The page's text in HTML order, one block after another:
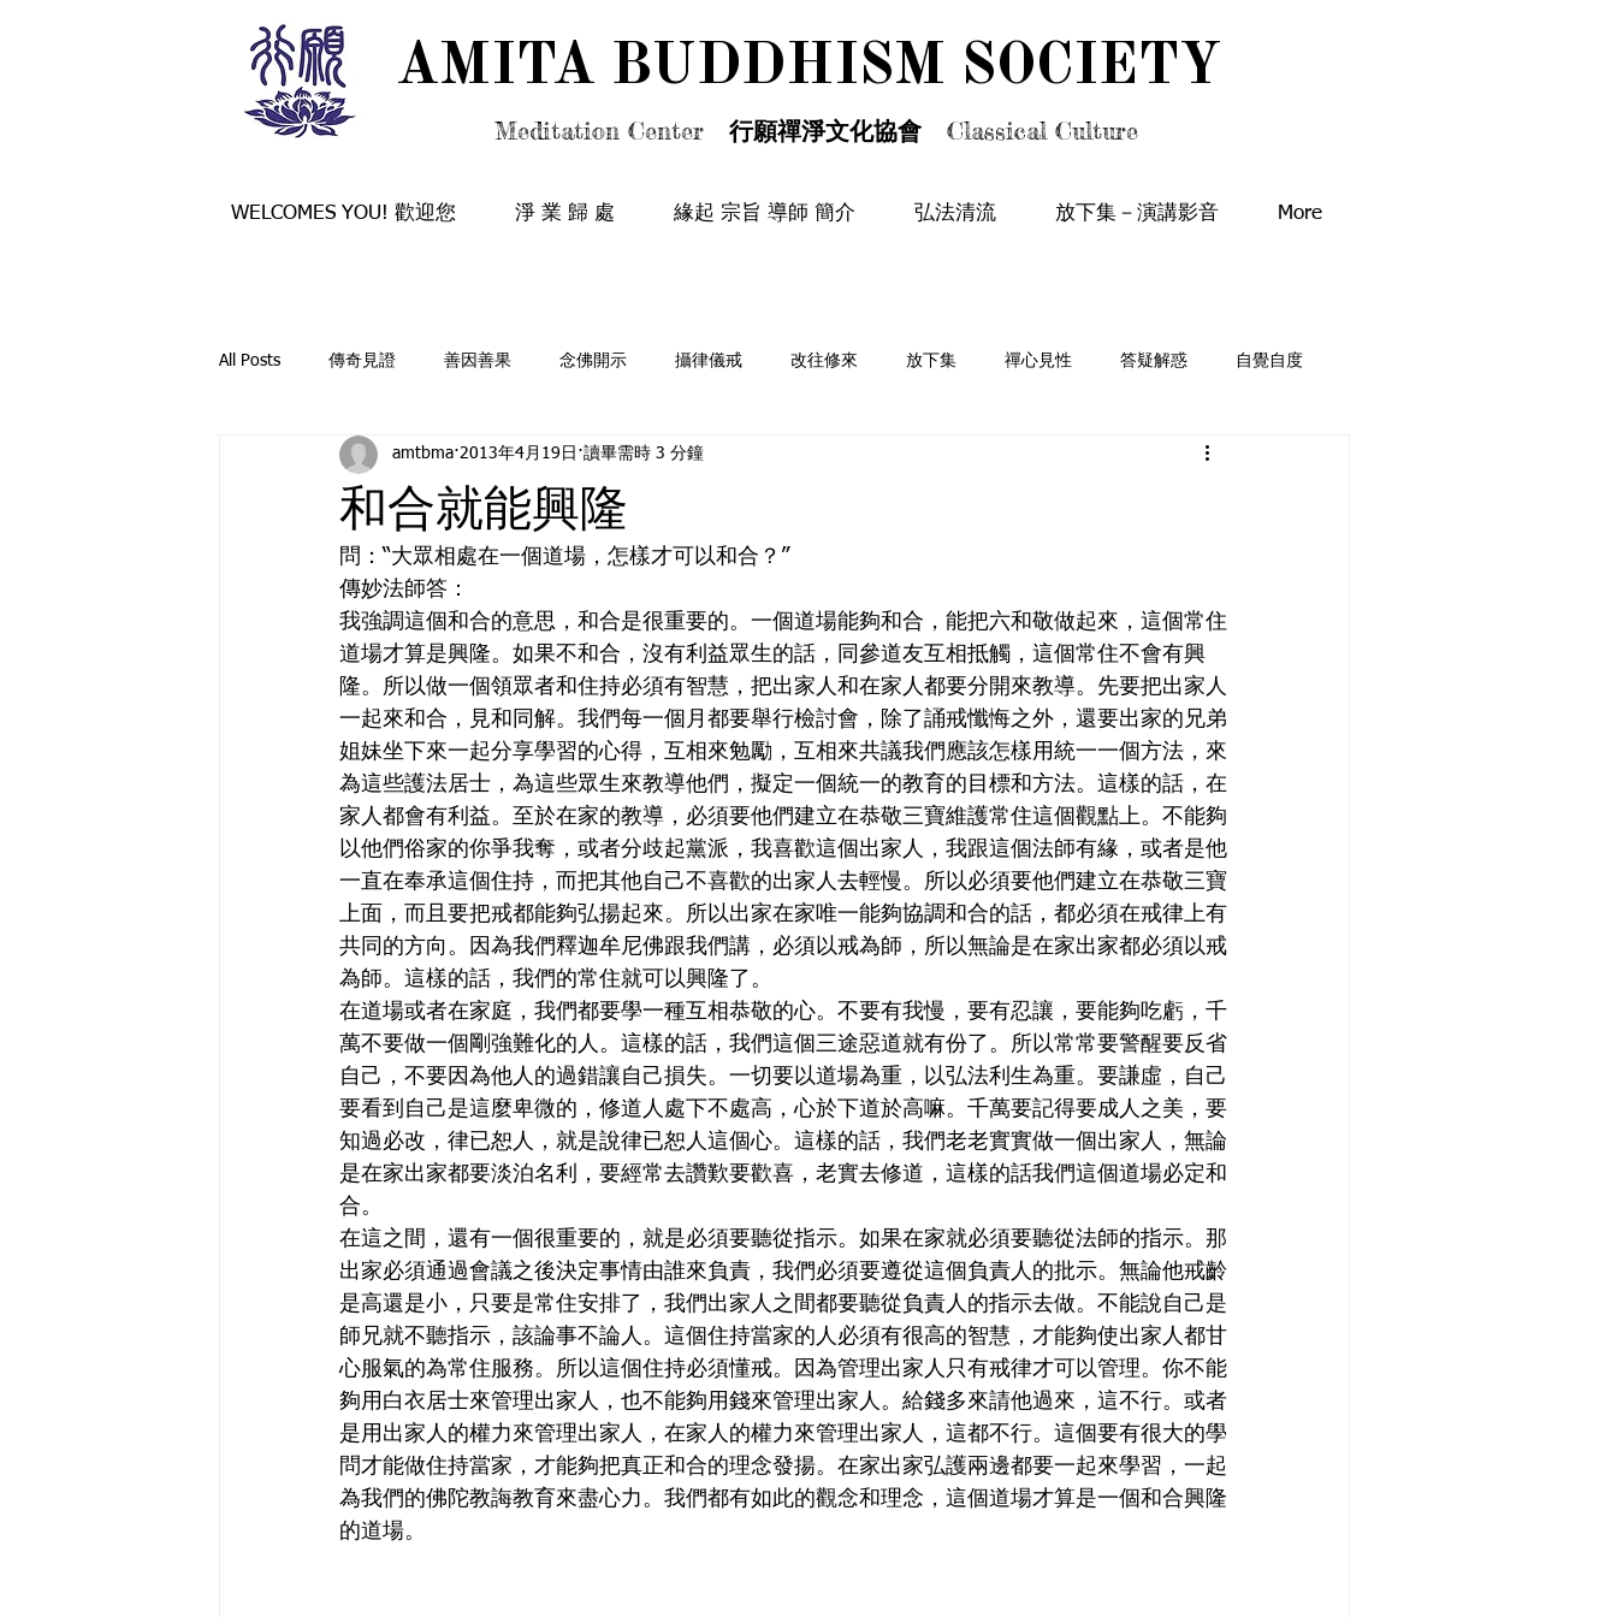
AMITA BUDDHISM SOCIETY
AMITA BUDDHISM SOCIETY
Meditation Center 行願禪淨文化協會Classical Culture
WELCOMES YOU! 歡迎您 淨 業 歸 處 緣起 宗旨 導師 簡介 弘法清流 放下集－演講影音 More
All Posts 傳奇見證 善因善果 念佛開示 攝律儀戒 改往修來 放下集 禪心見性 答疑解惑 自覺自度
行願法訊 覺有情篇
和合就能興隆
amtbma 2013年4月19日 讀畢需時 3 分鐘
問：“大眾相處在一個道場，怎樣才可以和合？”
傳妙法師答：
我強調這個和合的意思，和合是很重要的。一個道場能夠和合，能把六和敬做起來，這個常住
道場才算是興隆。如果不和合，沒有利益眾生的話，同參道友互相抵觸，這個常住不會有興
隆。所以做一個領眾者和住持必須有智慧，把出家人和在家人都要分開來教導。先要把出家人
一起來和合，見和同解。我們每一個月都要舉行檢討會，除了誦戒懺悔之外，還要出家的兄弟
姐妹坐下來一起分享學習的心得，互相來勉勵，互相來共議我們應該怎樣用統一一個方法，來
為這些護法居士，為這些眾生來教導他們，擬定一個統一的教育的目標和方法。這樣的話，在
家人都會有利益。至於在家的教導，必須要他們建立在恭敬三寶維護常住這個觀點上。不能夠
以他們俗家的你爭我奪，或者分歧起黨派，我喜歡這個出家人，我跟這個法師有緣，或者是他
一直在奉承這個住持，而把其他自己不喜歡的出家人去輕慢。所以必須要他們建立在恭敬三寶
上面，而且要把戒都能夠弘揚起來。所以出家在家唯一能夠協調和合的話，都必須在戒律上有
共同的方向。因為我們釋迦牟尼佛跟我們講，必須以戒為師，所以無論是在家出家都必須以戒
為師。這樣的話，我們的常住就可以興隆了。
在道場或者在家庭，我們都要學一種互相恭敬的心。不要有我慢，要有忍讓，要能夠吃虧，千
萬不要做一個剛強難化的人。這樣的話，我們這個三途惡道就有份了。所以常常要警醒要反省
自己，不要因為他人的過錯讓自己損失。一切要以道場為重，以弘法利生為重。要謙虛，自己
要看到自己是這麼卑微的，修道人處下不處高，心於下道於高嘛。千萬要記得要成人之美，要
知過必改，律已恕人，就是說律已恕人這個心。這樣的話，我們老老實實做一個出家人，無論
是在家出家都要淡泊名利，要經常去讚歎要歡喜，老實去修道，這樣的話我們這個道場必定和
合。
在這之間，還有一個很重要的，就是必須要聽從指示。如果在家就必須要聽從法師的指示。那
出家必須通過會議之後決定事情由誰來負責，我們必須要遵從這個負責人的批示。無論他戒齡
是高還是小，只要是常住安排了，我們出家人之間都要聽從負責人的指示去做。不能說自己是
師兄就不聽指示，該論事不論人。這個住持當家的人必須有很高的智慧，才能夠使出家人都甘
心服氣的為常住服務。所以這個住持必須懂戒。因為管理出家人只有戒律才可以管理。你不能
夠用白衣居士來管理出家人，也不能夠用錢來管理出家人。給錢多來請他過來，這不行。或者
是用出家人的權力來管理出家人，在家人的權力來管理出家人，這都不行。這個要有很大的學
問才能做住持當家，才能夠把真正和合的理念發揚。在家出家弘護兩邊都要一起來學習，一起
為我們的佛陀教誨教育來盡心力。我們都有如此的觀念和理念，這個道場才算是一個和合興隆
的道場。